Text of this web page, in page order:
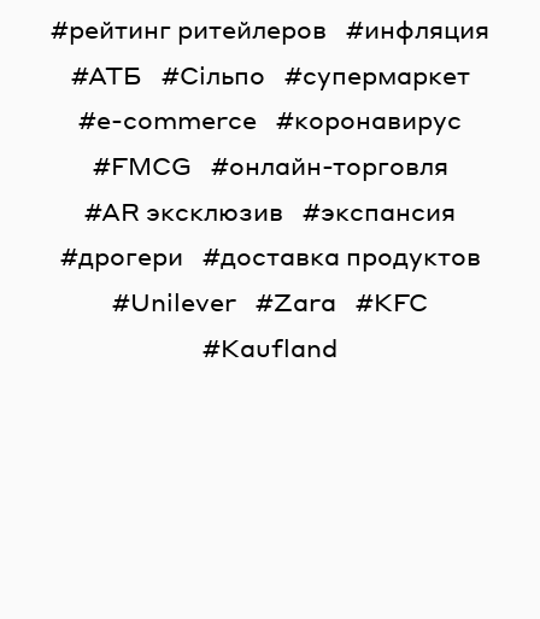
рейтинг ритейлеров
инфляция
АТБ
Сільпо
супермаркет
e-commerce
коронавирус
FMCG
онлайн-торговля
AR эксклюзив
экспансия
дрогери
доставка продуктов
Unilever
Zara
KFC
Kaufland